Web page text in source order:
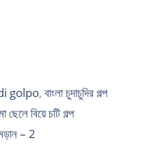
golpo,বাংলা চুদাচুদির গল্প
ছেলে বিয়ে চটি গল্প
– 2